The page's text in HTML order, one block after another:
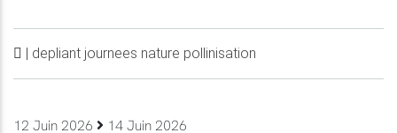
| depliant journees nature pollinisation
12 Juin 2026 14 Juin 2026